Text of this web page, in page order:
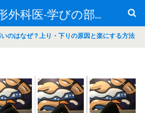
膝の整形外科医-学びの部屋-
のはなぜ？上り・下りの原因と楽にする方法